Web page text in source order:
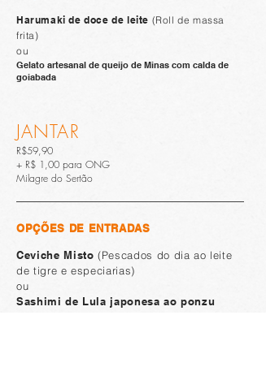
Harumaki de doce de leite (Roll de massa
frita)
ou
Gelato artesanal de queijo de Minas com calda de
goiabada
JANTAR
R$59,90
+ R$ 1,00 para ONG
Milagre do Sertão
OPÇÕES DE ENTRADAS
Ceviche Misto(Pescados do dia ao leite
de tigre e especiarias)
ou
Sashimi de Lula japonesa ao ponzu